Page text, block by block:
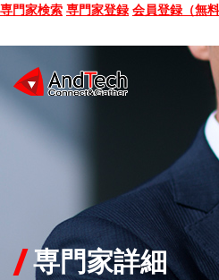
専門家検索 専門家登録 会員登録（無料
CONSULTING
SERVICE
専門家詳細